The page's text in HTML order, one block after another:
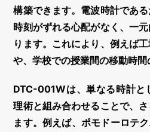
構築できます。電波時計であ
時刻がずれる心配がなく、一
ります。これにより、例えば
や、学校での授業間の移動時間
DTC-001Wは、単なる時計と
理術と組み合わせることで、
ます。例えば、ポモドーロテ